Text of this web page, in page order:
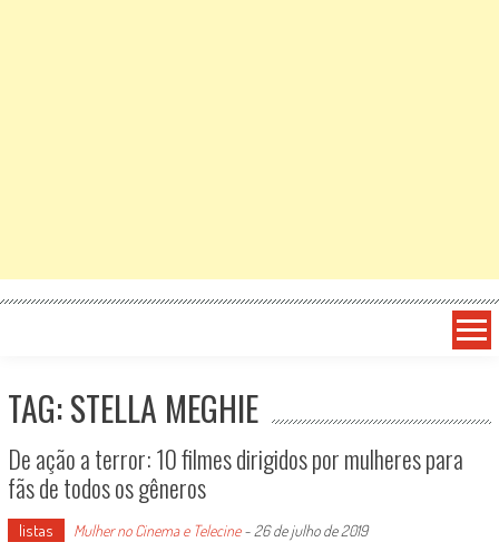
TAG: STELLA MEGHIE
De ação a terror: 10 filmes dirigidos por mulheres para
fãs de todos os gêneros
listas Mulher no Cinema e Telecine- 26 de julho de 2019